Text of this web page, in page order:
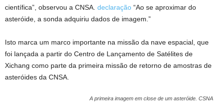
científica”, observou a CNSA. declaração “Ao se aproximar do
asteróide, a sonda adquiriu dados de imagem.”
Isto marca um marco importante na missão da nave espacial, que
foi lançada a partir do Centro de Lançamento de Satélites de
Xichang como parte da primeira missão de retorno de amostras de
asteróides da CNSA.
A primeira imagem em close de um asteróide. CSNA